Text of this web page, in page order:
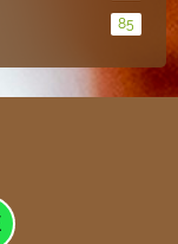
85